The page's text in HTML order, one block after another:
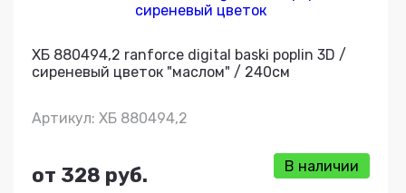
ХБ 880494,2 ranforce digital baski poplin 3D /
сиреневый цветок "маслом" / 240см
Артикул: ХБ 880494,2
от 328 руб. В наличии